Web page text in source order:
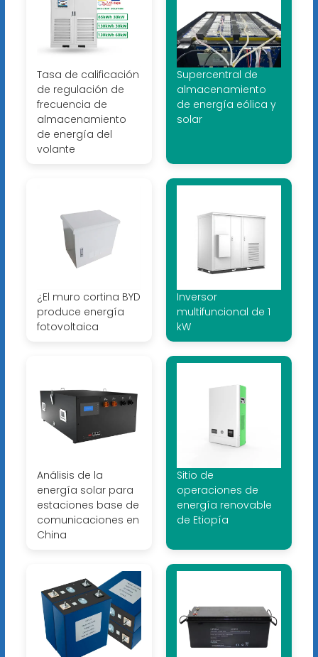
Tasa de calificación
de regulación de
frecuencia de
almacenamiento
de energía del
volante
Supercentral de
almacenamiento
de energía eólica y
solar
¿El muro cortina BYD
produce energía
fotovoltaica
Inversor
multifuncional de 1
kW
Análisis de la
energía solar para
estaciones base de
comunicaciones en
China
Sitio de
operaciones de
energía renovable
de Etiopía